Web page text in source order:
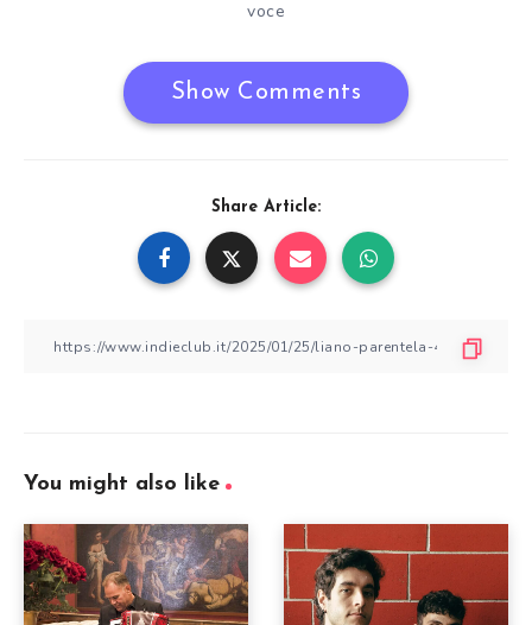
voce
Show Comments
Share Article:
You might also like